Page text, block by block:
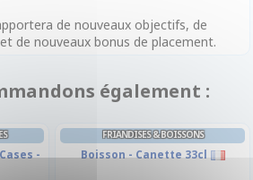
de nouveaux objectifs, de
de nouveaux bonus de placement.
également :
-
FRIANDISES & BOISSONS
Boisson - Canette 33cl